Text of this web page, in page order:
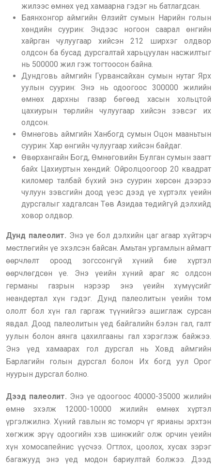
жилээс өмнөх үед хамаарна гэдэг нь батлагдсан.
Баянхонгор аймгийн Өлзийт сумын Нарийн голын
хөндийн суурин: Эндээс ногоон саарал өнгийн
хайрган чулуугаар хийсэн 212 ширхэг олдвор
олдсон ба бусад дурсгалтай харьцуулан насжилтыг
нь 500000 жил гэж тогтоосон байна.
Дундговь аймгийн Гурвансайхан сумын нутаг Ярх
уулын суурин: Энэ нь одоогоос 300000 жилийн
өмнөх дархны газар бөгөөд хасын хольцтой
цахиурын төрлийн чулуугаар хийсэн зэвсэг их
олдсон.
Өмнөговь аймгийн Ханбогд сумын Оцон мааньтын
суурин: Хар өнгийн чулуугаар хийсэн байдаг.
Өвөрхангайн Богд, Өмнөговийн Булган сумын заагт
байх Цахиуртын хөндий: Ойролцоогоор 20 квадрат
киломер талбай бүхий энэ суурин хөрсөн дээрээ
чулуун зэвсгийн доод үеэс дээд үе хүртэлх үеийн
дурсгалыг хадгалсан Төв Азидаа төдийгүй дэлхийд
ховор олдвор.
Дунд палеолит. Энэ үе бол дэлхийн цаг агаар хүйтэрч
мөстлөгийн үе эхэлсэн байсан. Амьтан ургамлын аймагт
өөрчлөлт ороод зогссонгүй хүний бие хүртэл
өөрчлөгдсөн үе. Энэ үеийн хүний араг яс олдсон
германы газрын нэрээр энэ үеийн хүмүүсийг
неандертал хүн гэдэг. Дунд палеолитын үеийн том
ололт бол хүн гал гаргаж түүнийгээ ашиглаж сурсан
явдал. Доод палеолитын үед байгалийн бэлэн гал, галт
уулын болон аянга цахилгааны гал хэрэглэж байжээ.
Энэ үед хамаарах гол дурсгал нь Ховд аймгийн
Барлагийн голын дурсгал болон Их богд уул Орог
нуурын дурсгал болно.
Дээд палеолит. Энэ үе одоогоос 40000-35000 жилийн
өмнө эхэлж 12000-10000 жилийн өмнөх хүртэл
үргэлжилнэ. Хүний гавлын яс томорч үг ярианы эрхтэн
хөгжиж эрүү одоогийн хэв шинжийг олж орчин үеийн
хүн хомосапейнис үүсчээ. Огтлох, цоолох, хусах зэрэг
багажууд энэ үед модон бариултай болжээ. Дээд